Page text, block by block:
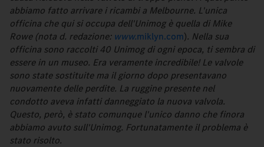
abbiamo fatto arrivare i ricambi a Melbourne. L'unica
officina che qui si occupa dell'Unimog è quella di Mike
Rowe (nota d. redazione: www.miklyn.com). Nella sua
officina sono raccolti 40 Unimog di ogni epoca, ti sembra di
essere in un museo. Era veramente incredibile! Le valvole
sono state sostituite ma il giorno dopo presentavano
nuovamente delle perdite. La ruggine presente nel
condotto aveva infatti danneggiato la nuova valvola.
Questo, però, è stato comunque l'unico danno che finora
abbiamo avuto sull'Unimog. Fortunatamente il problema è
stato risolto.